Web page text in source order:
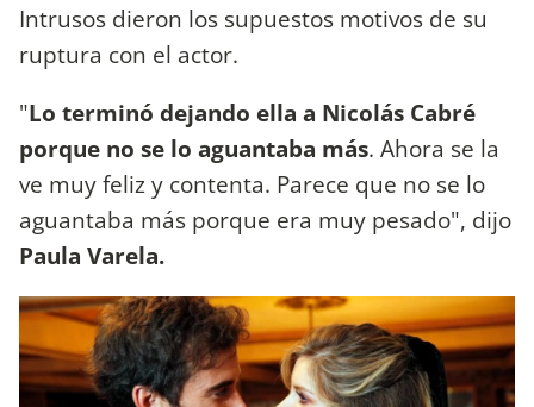
Intrusos dieron los supuestos motivos de su
ruptura con el actor.
"Lo terminó dejando ella a Nicolás Cabré
porque no se lo aguantaba más. Ahora se la
ve muy feliz y contenta. Parece que no se lo
aguantaba más porque era muy pesado", dijo
Paula Varela.